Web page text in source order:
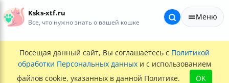
Ksks-xtf.ru
Все, что нужно знать о вашей кошке
Меню
Посещая данный сайт, Вы соглашаетесь с Политикой
обработки Персональных данных и с использованием
файлов cookie, указанных в данной Политике.
OK